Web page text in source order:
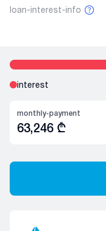
loan-interest-info
interest
monthly-payment
63,246 ₾